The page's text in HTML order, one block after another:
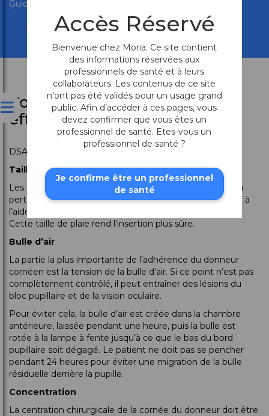
Guide - American Academy of Ophthalmology
-
https://www.aao.org/eyenet/article/performing-dsaek-
stepbystep-guide
Comment DSAEK est-il
effectué?
DSAEK se déroule en quatre étapes principales :
Taille de la plaie
Les chirurgiens font une plaie limbique afin de réduire la
perte de cellules endothéliales de l’insertion du donneur à
l’aide de la spatule Busin et de la pince Busin de Moria.
Cette taille de plaie rend l’insertion plus sûre.
Bulle d’air
La partie la plus importante de l’adhérence du donneur
cornéen est la tension de la bulle d’air. Si ce point n’est pas
complètement contrôlé, il peut entraîner des lésions du
bloc pupillaire et de la vision oculaire.
Pour éviter cela, la bulle d’air est créée dans la chambre
antérieure, laissée pendant une heure, puis la bulle est
rotée à la lampe à fente jusqu’à ce que le bas du bord
pupillaire soit dégagé. Le patient ne doit pas se pencher
pendant 24 heures pour éviter une migration de la bulle
résiduelle derrière la pupille.
Concentration
La centration chirurgicale de la cornée du donneur doit être
Accès Réservé
Bienvenue chez Moria. Ce site contient
des informations réservées aux
professionnels de santé et à leurs
collaborateurs. Les contenus de ce site
n’ont pas été validés pour un usage grand
public. Afin d’accéder à ces pages, vous
devez confirmer que vous êtes un
professionnel de santé. Etes-vous un
professionnel de santé ?
Je confirme être un professionnel
de santé